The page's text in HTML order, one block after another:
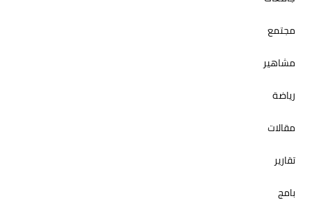
مجتمع
مشاهير
رياضة
مقالات
تقارير
بامج